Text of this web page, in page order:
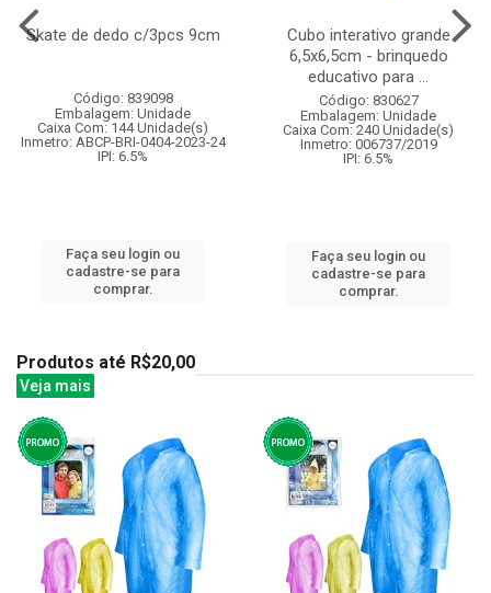
Skate de dedo c/3pcs 9cm
Código: 839098
Embalagem: Unidade
Caixa Com: 144 Unidade(s)
Inmetro: ABCP-BRI-0404-2023-24
IPI: 6.5%
Faça seu login ou
cadastre-se para
comprar.
Cubo interativo grande
6,5x6,5cm - brinquedo
educativo para ...
Código: 830627
Embalagem: Unidade
Caixa Com: 240 Unidade(s)
Inmetro: 006737/2019
IPI: 6.5%
Faça seu login ou
cadastre-se para
comprar.
Produtos até R$20,00
Veja mais